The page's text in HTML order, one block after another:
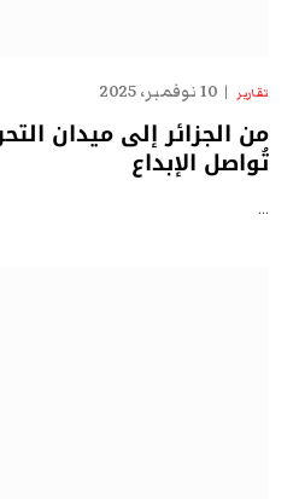
تقارير 10 نوفمبر، 2025
من الجزائر إلى ميدان
تُواصل الإبداع
…